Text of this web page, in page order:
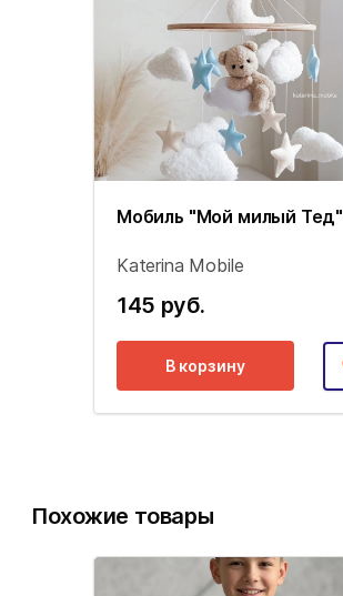
Мобиль "Мой милый Тед"
Katerina Mobile
145 руб.
В корзину
Похожие товары